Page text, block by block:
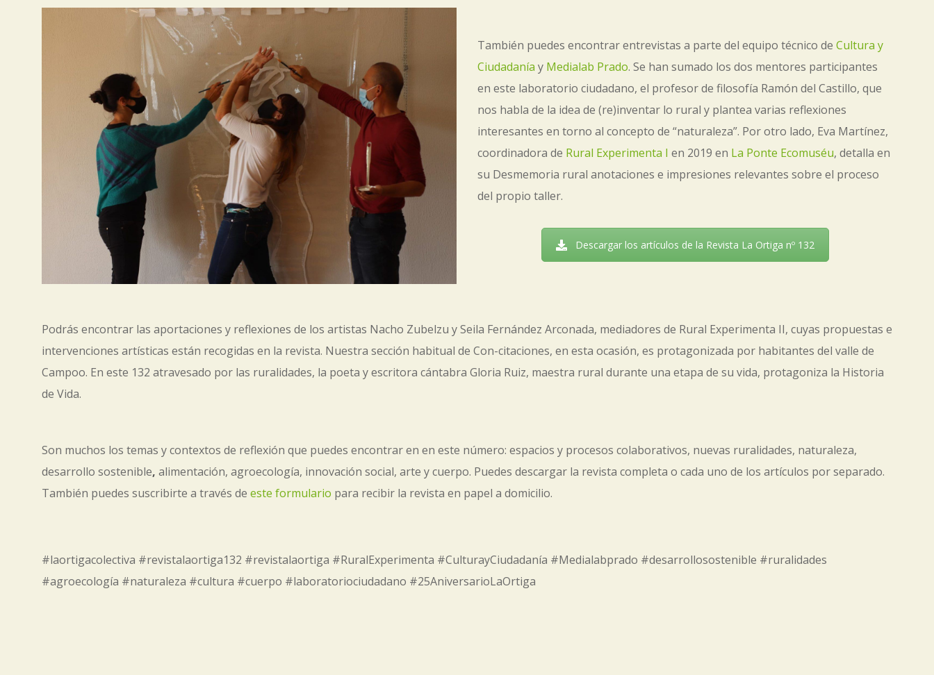
También puedes encontrar entrevistas a parte del equipo técnico de Cultura y
Ciudadanía y Medialab Prado. Se han sumado los dos mentores participantes
en este laboratorio ciudadano, el profesor de filosofía Ramón del Castillo, que
nos habla de la idea de (re)inventar lo rural y plantea varias reflexiones
interesantes en torno al concepto de “naturaleza”. Por otro lado, Eva Martínez,
coordinadora de Rural Experimenta I en 2019 en La Ponte Ecomuséu, detalla en
su Desmemoria rural anotaciones e impresiones relevantes sobre el proceso
del propio taller.
Descargar los artículos de la Revista La Ortiga nº 132
Podrás encontrar las aportaciones y reflexiones de los artistas Nacho Zubelzu y Seila Fernández Arconada, mediadores de Rural Experimenta II, cuyas propuestas e
intervenciones artísticas están recogidas en la revista. Nuestra sección habitual de Con-citaciones, en esta ocasión, es protagonizada por habitantes del valle de
Campoo. En este 132 atravesado por las ruralidades, la poeta y escritora cántabra Gloria Ruiz, maestra rural durante una etapa de su vida, protagoniza la Historia
de Vida.
Son muchos los temas y contextos de reflexión que puedes encontrar en en este número: espacios y procesos colaborativos, nuevas ruralidades, naturaleza,
desarrollo sostenible, alimentación, agroecología, innovación social, arte y cuerpo. Puedes descargar la revista completa o cada uno de los artículos por separado.
También puedes suscribirte a través de este formulario para recibir la revista en papel a domicilio.
#laortigacolectiva #revistalaortiga132 #revistalaortiga #RuralExperimenta #CulturayCiudadanía #Medialabprado #desarrollosostenible #ruralidades
#agroecología #naturaleza #cultura #cuerpo #laboratoriociudadano #25AniversarioLaOrtiga